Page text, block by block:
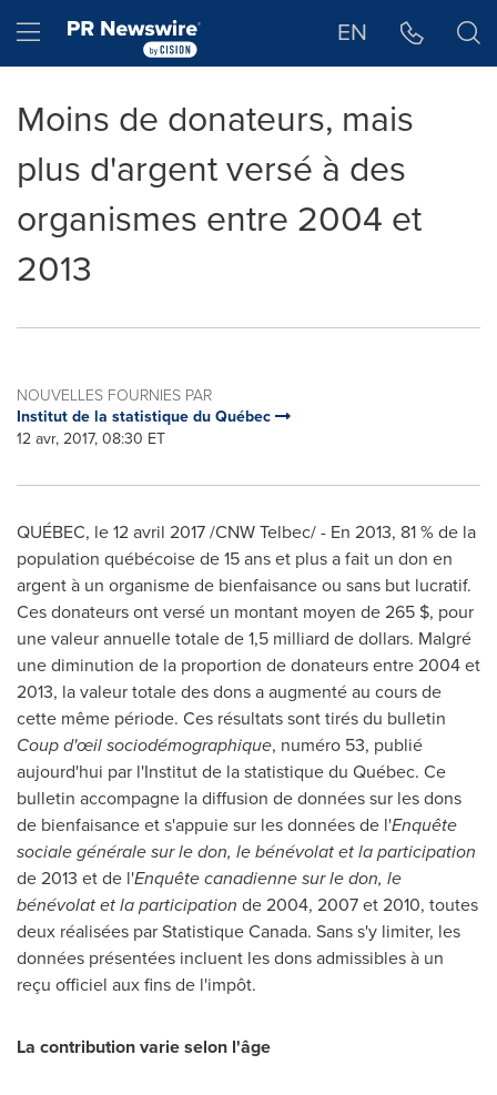
Hamburger menu EN
Moins de donateurs, mais
plus d'argent versé à des
organismes entre 2004 et
2013
NOUVELLES FOURNIES PAR
Institut de la statistique du Québec
12 avr, 2017, 08:30 ET
QUÉBEC, le 12 avril 2017 /CNW Telbec/ - En 2013, 81 % de la
population québécoise de 15 ans et plus a fait un don en
argent à un organisme de bienfaisance ou sans but lucratif.
Ces donateurs ont versé un montant moyen de 265 $, pour
une valeur annuelle totale de 1,5 milliard de dollars. Malgré
une diminution de la proportion de donateurs entre2004 et
2013, la valeur totale des dons a augmenté au cours de
cette même période. Ces résultats sont tirés du bulletin
Coup d'œil sociodémographique, numéro 53, publié
aujourd'hui par l'Institut de la statistique du Québec. Ce
bulletin accompagne la diffusion de données sur les dons
de bienfaisance et s'appuie sur les données de l'Enquête
sociale générale sur le don, le bénévolat et la participation
de2013 etde l'Enquête canadienne sur le don, le
bénévolat et la participation de 2004, 2007 et2010, toutes
deux réalisées par Statistique Canada. Sans s'y limiter, les
données présentées incluent les dons admissibles à un
reçu officiel aux fins de l'impôt.
La contribution varie selon l'âge